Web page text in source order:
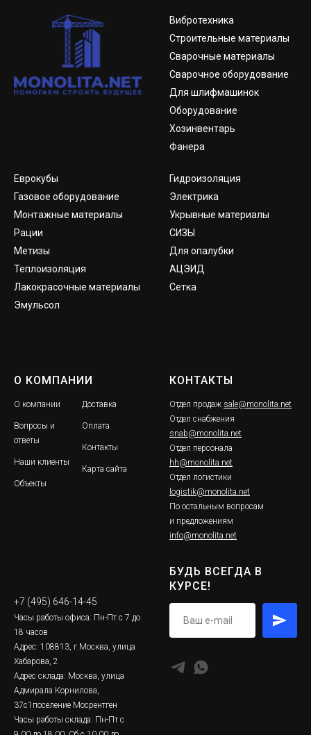
Вибротехника
Строительные материалы
Сварочные материалы
Сварочное оборудование
Для шлифмашинок
Оборудование
Хозинвентарь
Фанера
Еврокубы
Газовое оборудование
Монтажные материалы
Рации
Метизы
Теплоизоляция
Лакокрасочные материалы
Эмульсол
Гидроизоляция
Электрика
Укрывные материалы
СИЗЫ
Для опалубки
АЦЭИД
Сетка
О КОМПАНИИ
О компании
Вопросы и
ответы
Наши клиенты
Объекты
Доставка
Оплата
Контакты
Карта сайта
КОНТАКТЫ
Отдел продаж sale@monolita.net
Отдел снабжения
snab@monolita.net
Отдел персонала
hh@monolita.net
Отдел логистики
logistik@monolita.net
По остальным вопросам
и предложениям
info@monolita.net
+7 (495) 646-14-45
Часы работы офиса: Пн-Пт с 7 до
18 часов
Адрес: 108813, г.Москва, улица
Хабарова, 2
Адрес склада: Москва, улица
Адмирала Корнилова,
37с1поселение Мосрентген
Часы работы склада: Пн-Пт с
БУДЬ ВСЕГДА В
КУРСЕ!